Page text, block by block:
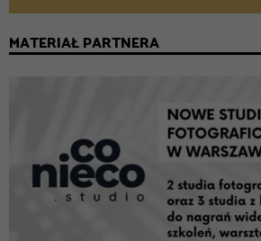
MATERIAŁ PARTNERA